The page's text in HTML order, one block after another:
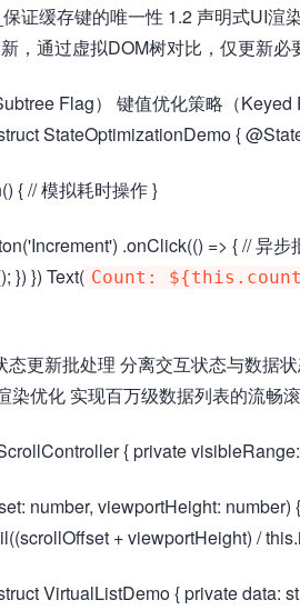
证缓存键的唯一性 1.2 声明式UI
，通过虚拟DOM树对比，仅更新必
Flag） 键值优化策略（
StateOptimizationDemo {
{ // 模拟耗时操作 }
.onClick(() => { // 异
}) }) Text( Count:
更新批处理 分离交互状态与数据
染优化 实现百万级数据列表的流畅
{ private
number, viewportHeight:
+ viewportHeight) /
VirtualListDemo { private data: